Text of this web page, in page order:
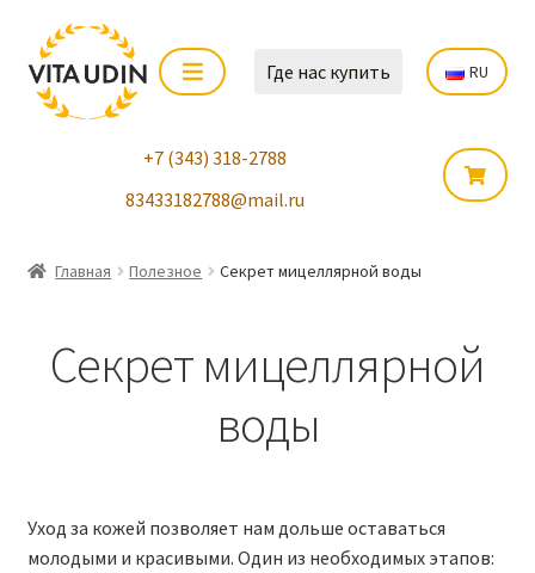
Где нас купить
+7 (343) 318-2788
83433182788@mail.ru
RU
Главная Полезное Секрет мицеллярной воды
Секрет мицеллярной
воды
Уход за кожей позволяет нам дольше оставаться
молодыми и красивыми. Один из необходимых этапов: